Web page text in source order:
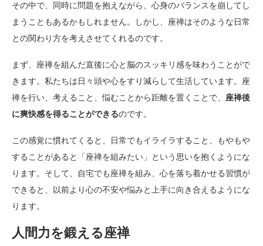
その中で、同時に問題を抱えながら、心身のバランスを崩してし
まうこともあるかもしれません。しかし、座禅はそのような日常
との関わり方を考えさせてくれるのです。
まず、座禅を組んだ直後に心と脳のスッキリ感を味わうことがで
きます。私たちは日々頭や心をすり減らして生活しています。座
禅を行い、考えること、悩むことから距離を置くことで、 座禅後
に爽快感を得ることができるのです。
この感覚に慣れてくると、日常でもイライラすること、もやもや
することがあると「座禅を組みたい」という思いを抱くようにな
ります。そして、自宅でも座禅を組み、心を落ち着かせる習慣が
できると、以前より心の不安や悩みと上手に向き合えるようにな
ります。
人間力を鍛える座禅